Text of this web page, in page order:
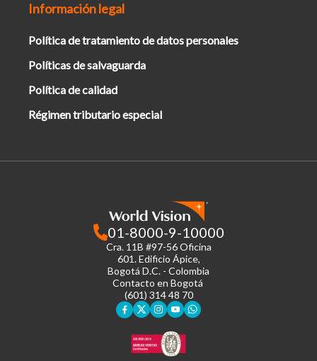
Información legal
Política de tratamiento de datos personales
Políticas de salvaguarda
Política de calidad
Régimen tributario especial
01-8000-9-10000
Cra. 11B #97-56 Oficina
601.Edificio Ápice,
Bogotá D.C. - Colombia
Contacto en Bogotá
(601) 314 48 70